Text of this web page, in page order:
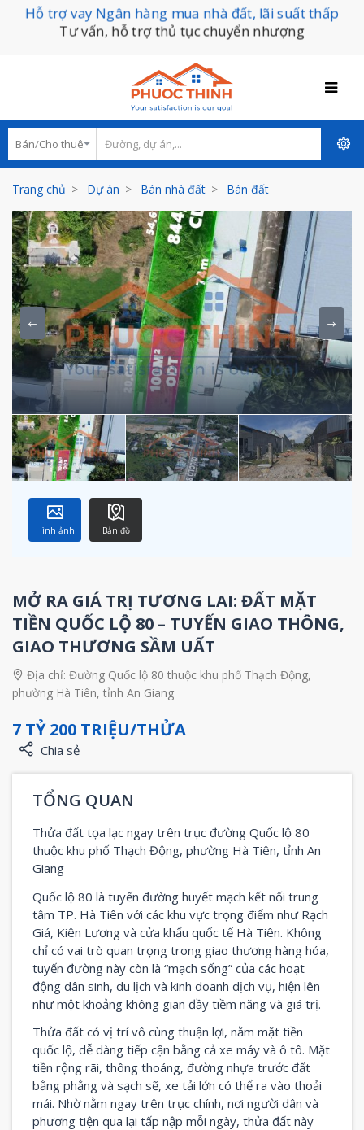
Hỗ trợ vay Ngân hàng mua nhà đất, lãi suất thấp
Tư vấn, hỗ trợ thủ tục chuyển nhượng
Trang chủ Dự án Bán nhà đất Bán đất
Hình ảnh Bản đồ
MỞ RA GIÁ TRỊ TƯƠNG LAI: ĐẤT MẶT
TIỀN QUỐC LỘ 80 – TUYẾN GIAO THÔNG,
GIAO THƯƠNG SẦM UẤT
Địa chỉ: Đường Quốc lộ 80 thuộc khu phố Thạch Động,
phường Hà Tiên, tỉnh An Giang
7 TỶ 200 TRIỆU/THỬA
Chia sẻ
TỔNG QUAN
Thửa đất tọa lạc ngay trên trục đường Quốc lộ 80
thuộc khu phố Thạch Động, phường Hà Tiên, tỉnh An
Giang
Quốc lộ 80 là tuyến đường huyết mạch kết nối trung
tâm TP. Hà Tiên với các khu vực trọng điểm như Rạch
Giá, Kiên Lương và cửa khẩu quốc tế Hà Tiên. Không
chỉ có vai trò quan trọng trong giao thương hàng hóa,
tuyến đường này còn là “mạch sống” của các hoạt
động dân sinh, du lịch và kinh doanh dịch vụ, hiện lên
như một khoảng không gian đầy tiềm năng và giá trị.
Thửa đất có vị trí vô cùng thuận lợi, nằm mặt tiền
quốc lộ, dễ dàng tiếp cận bằng cả xe máy và ô tô. Mặt
tiền rộng rãi, thông thoáng, đường nhựa trước đất
bằng phẳng và sạch sẽ, xe tải lớn có thể ra vào thoải
mái. Nhờ nằm ngay trên trục chính, nơi người dân và
phương tiện qua lại tấp nập mỗi ngày, thửa đất này